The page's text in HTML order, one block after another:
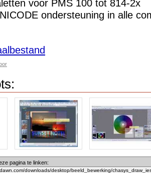
voor PMS 100 tot 814-2x
ondersteuning in alle
pagina te linken: